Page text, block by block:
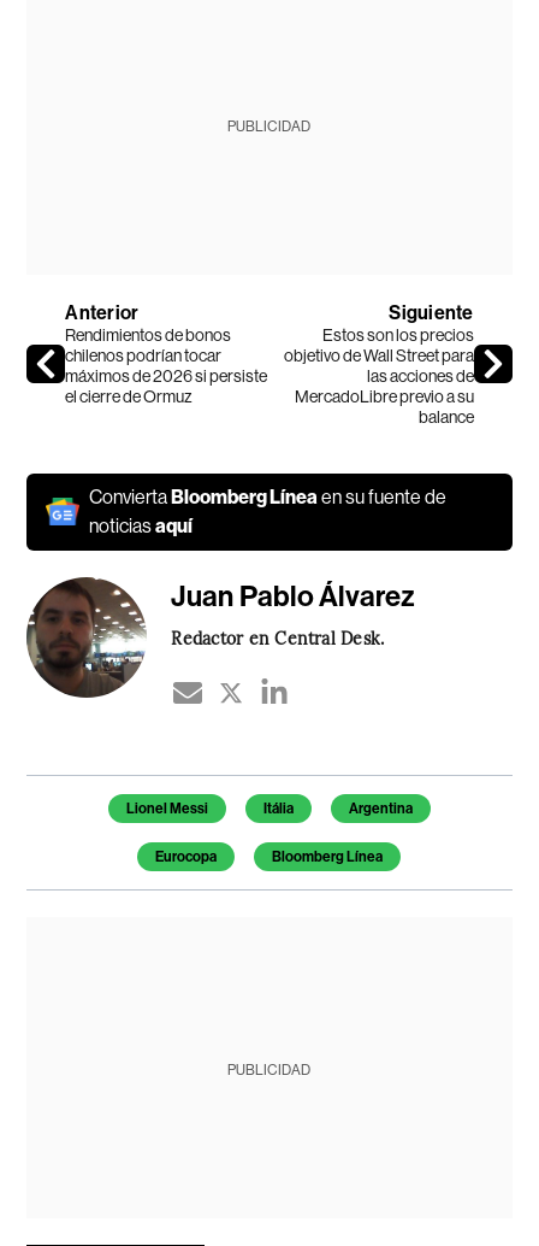
PUBLICIDAD
Anterior
Rendimientos de bonos
chilenos podrían tocar
máximos de 2026 si persiste
el cierre de Ormuz
Siguiente
Estos son los precios
objetivo de Wall Street para
las acciones de
MercadoLibre previo a su
balance
ConviertaBloomberg Líneaen su fuente de
noticiasaquí
Juan Pablo Álvarez
Redactor en Central Desk.
Temas de este artículo
Lionel Messi Itália Argentina
Eurocopa Bloomberg Línea
PUBLICIDAD